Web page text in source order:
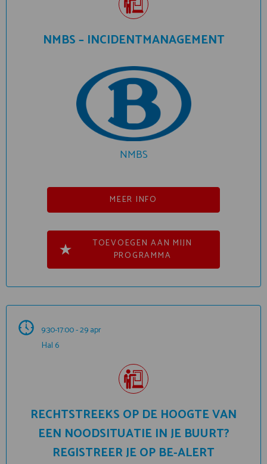
NMBS – INCIDENTMANAGEMENT
NMBS
MEER INFO
TOEVOEGEN AAN MIJN
PROGRAMMA
9:30-17:00 - 29 apr
Hal 6
RECHTSTREEKS OP DE HOOGTE VAN
EEN NOODSITUATIE IN JE BUURT?
REGISTREER JE OP BE-ALERT